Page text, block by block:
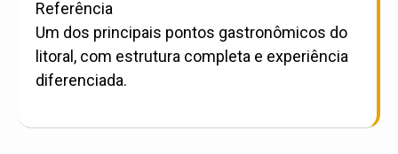
Referência
Um dos principais pontos gastronômicos do
litoral, com estrutura completa e experiência
diferenciada.